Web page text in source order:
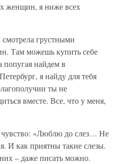
женщин, я ниже всех
грустными
Там можешь купить себе
попугая найдем в
я найду для тебя
ты не
вместе. Все, что у меня,
чувство: «Люблю до слез… Не
И как приятны такие слезы.
– даже писать можно.